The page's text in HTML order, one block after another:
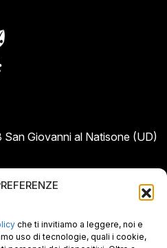
che ti invitiamo a leggere, noi e
uso di tecnologie, quali i cookie,
Giovanni al Natisone (UD)